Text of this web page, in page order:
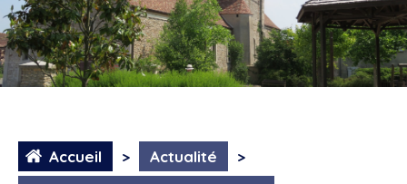
Accueil > Actualité
>